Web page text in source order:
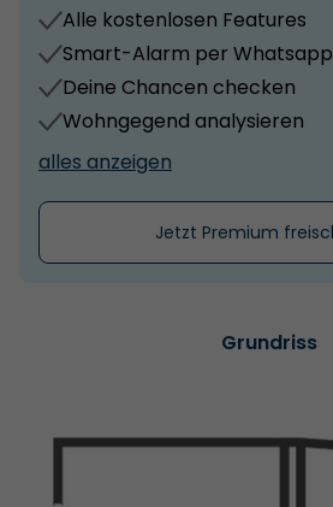
Alle kostenlosen Features
Smart-Alarm per Whatsapp
Deine Chancen checken
Wohngegend analysieren
alles anzeigen
Jetzt Premium
Grundriss